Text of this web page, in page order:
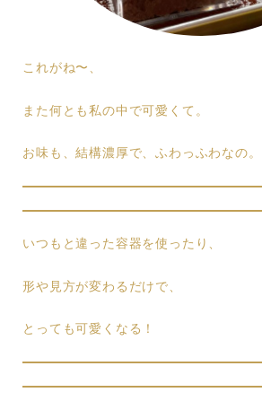
これがね〜、
また何とも私の中で可愛くて。
お味も、結構濃厚で、ふわっふわなの。
いつもと違った容器を使ったり、
形や見方が変わるだけで、
とっても可愛くなる！